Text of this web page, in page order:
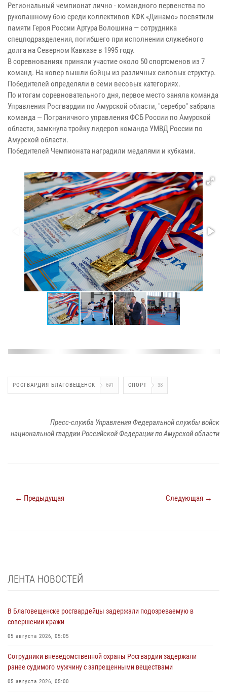
Региональный чемпионат лично - командного первенства по
рукопашному бою среди коллективов КФК «Динамо» посвятили
памяти Героя России Артура Волошина — сотрудника
спецподразделения, погибшего при исполнении служебного
долга на Северном Кавказе в 1995 году.
В соревнованиях приняли участие около 50 спортсменов из 7
команд. На ковер вышли бойцы из различных силовых структур.
Победителей определяли в семи весовых категориях.
По итогам соревновательного дня, первое место заняла команда
Управления Росгвардии по Амурской области, "серебро" забрала
команда — Пограничного управления ФСБ России по Амурской
области, замкнула тройку лидеров команда УМВД России по
Амурской области.
Победителей Чемпионата наградили медалями и кубками.
РОСГВАРДИЯ БЛАГОВЕЩЕНСК 691 СПОРТ 38
Пресс-служба Управления Федеральной службы войск
национальной гвардии Российской Федерации по Амурской области
← Предыдущая Следующая →
ЛЕНТА НОВОСТЕЙ
В Благовещенске росгвардейцы задержали подозреваемую в
совершении кражи
05 августа 2026, 05:05
Сотрудники вневедомственной охраны Росгвардии задержали
ранее судимого мужчину с запрещенными веществами
05 августа 2026, 05:00